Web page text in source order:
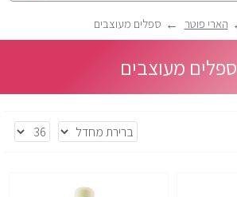
הארי פוטר ספלים מעוצבים
ספלים מעוצבים